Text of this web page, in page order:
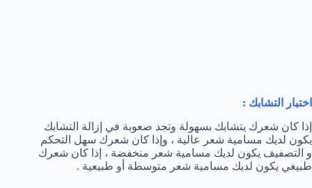
اختبار التشابك :
إذا كان شعرك يتشابك بسهولة وتجد صعوبة في إزالة التشابك
يكون لديك مسامية شعر عالية ، وإذا كان شعرك سهل التحكم
و التصفيف يكون لديك مسامية شعر منخفضة ، إذا كان شعرك
طبيغي يكون لديك مسامية شعر متوسطة أو طبيعية .